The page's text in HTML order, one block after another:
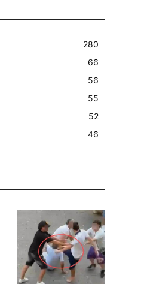
280
66
56
55
52
46